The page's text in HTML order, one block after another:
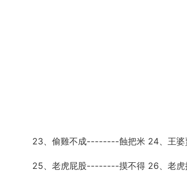
23、偷雞不成--------蝕把米 24、王
25、老虎屁股--------摸不得 26、老